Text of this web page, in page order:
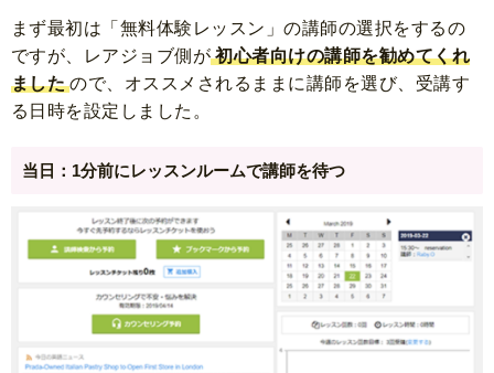
まず最初は「無料体験レッスン」の講師の選択をするの
ですが、レアジョブ側が 初心者向けの講師を勧めてくれ
ました ので、オススメされるままに講師を選び、受講す
る日時を設定しました。
当日：1分前にレッスンルームで講師を待つ